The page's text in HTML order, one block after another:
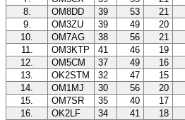
8.
OM8DD 39 53 21
9.
OM3ZU 39 49 20
10.
OM7AG 38 56 21
11.
OM3KTP 41 46 19
12.
OM5CM 37 49 16
13.
OK2STM 32 47 15
14.
OM1MJ 30 56 20
15.
OM7SR 35 40 17
16.
OK2LF 34 41 18